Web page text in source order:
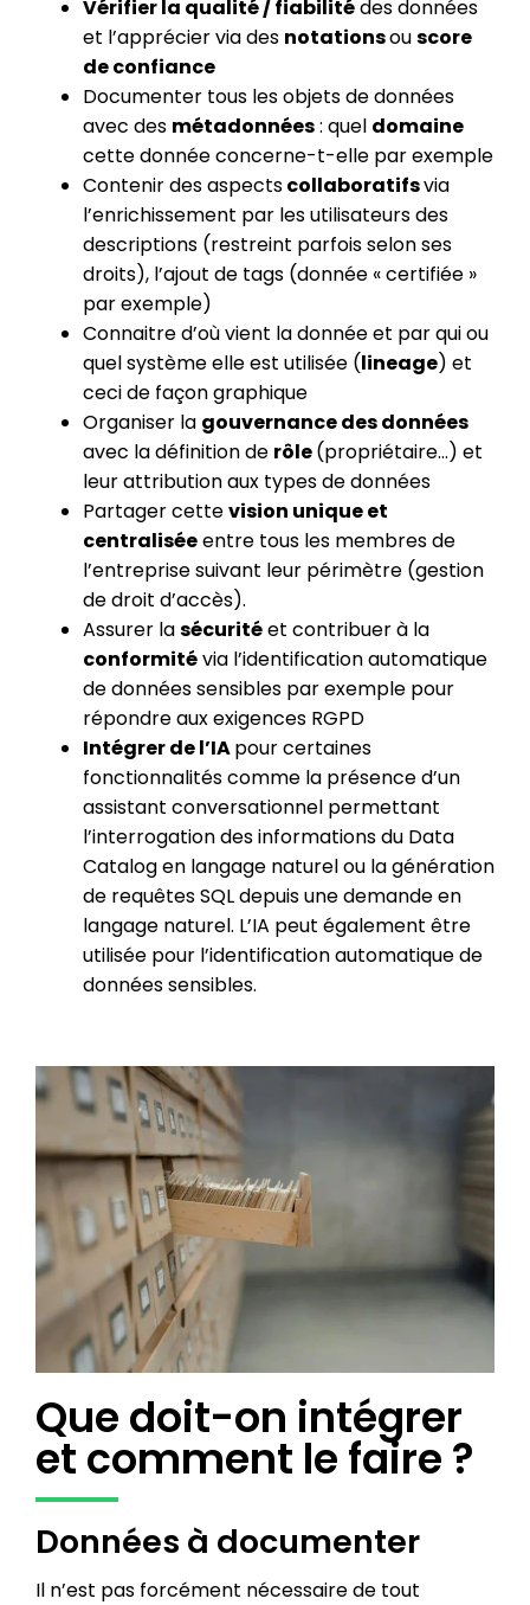
Vérifier la qualité / fiabilitédes données
et l’apprécier via des notationsouscore
de confiance
Documenter tous les objets de données
avec des métadonnées: quel domaine
cette donnée concerne-t-elle par exemple
Contenir des aspectscollaboratifsvia
l’enrichissement par les utilisateurs des
descriptions (restreint parfois selon ses
droits), l’ajout de tags (donnée « certifiée »
par exemple)
Connaitre d’où vient la donnée et par qui ou
quel système elle est utilisée (lineage) et
ceci de façon graphique
Organiser la gouvernance des données
avec la définition de rôle(propriétaire…) et
leur attribution aux types de données
Partager cettevision unique et
centraliséeentre tous les membres de
l’entreprise suivant leur périmètre (gestion
de droit d’accès).
Assurer lasécuritéet contribuer à la
conformitévia l’identification automatique
de données sensibles par exemple pour
répondre aux exigences RGPD
Intégrer de l’IApour certaines
fonctionnalités comme la présence d’un
assistant conversationnel permettant
l’interrogation des informations du Data
Catalog en langage naturel ou la génération
de requêtes SQL depuis une demande en
langage naturel. L’IA peut également être
utilisée pour l’identification automatique de
données sensibles.
Que doit-on intégrer
et comment le faire ?​
Données à documenter
Il n’est pas forcément nécessaire de tout